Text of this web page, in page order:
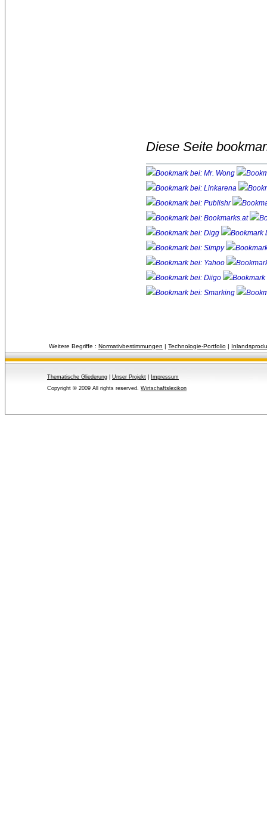
Diese Seite
Weitere Begriffe : Normativbestimmungen | Technologie-Portfolio |
Thematische Gliederung Unser Projekt
Impressum
Copyright © 2009 All rights reserved. Wirtschaftslexikon